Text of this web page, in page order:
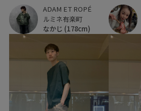
ADAM ET ROPÉ
ルミネ有楽町
なかじ (178cm)